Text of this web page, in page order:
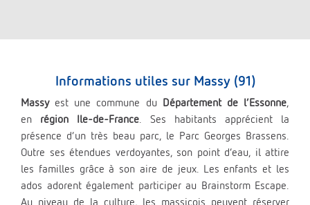
Informations utiles sur Massy (91)
Massyest une commune du Département de l’Essonne,
en région Ile-de-France. Ses habitants apprécient la
présence d’un très beau parc, le Parc Georges Brassens.
Outre ses étendues verdoyantes, son point d’eau, il attire
les familles grâce à son aire de jeux. Les enfants et les
ados adorent également participer au Brainstorm Escape.
Au niveau de la culture, les massicois peuvent réserver